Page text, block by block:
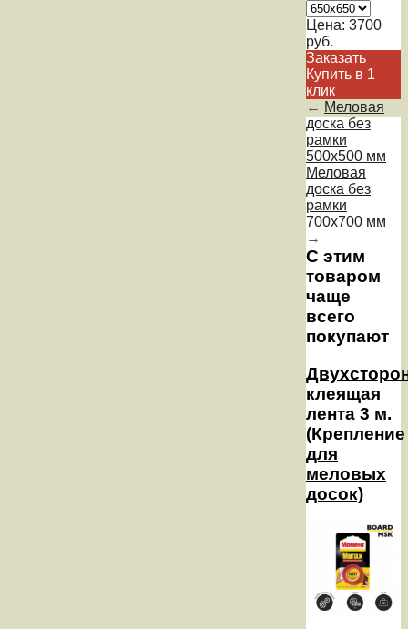
Цена: 3700
руб.
Заказать
Купить в 1
клик
← Меловая
доска без
рамки
500х500 мм
Меловая
доска без
рамки
700х700 мм
→
С этим
товаром
чаще
всего
покупают
клеящая
лента 3 м.
(Крепление
для
меловых
досок)